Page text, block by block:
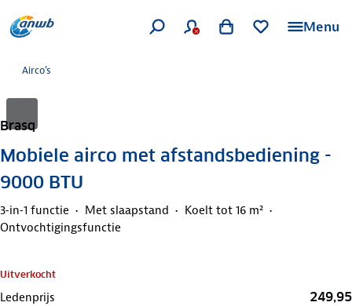
Menu
Airco's
Brasq
Mobiele airco met afstandsbediening -
9000 BTU
3‑in‑1 functie Met slaapstand
Koelt tot 16 m²
Ontvochtigingsfunctie
Uitverkocht
Ledenprijs 249,95